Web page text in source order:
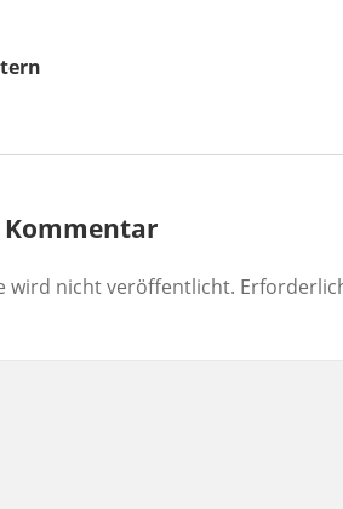
Kommentar
wird nicht veröffentlicht.